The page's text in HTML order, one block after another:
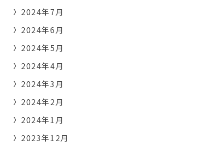
2024年7月
2024年6月
2024年5月
2024年4月
2024年3月
2024年2月
2024年1月
2023年12月